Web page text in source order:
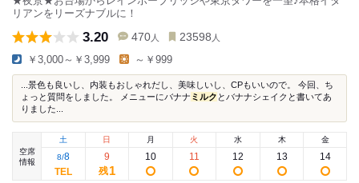
リアンをリーズナブルに！
3.20 470 人 23598 人
￥3,000～￥3,999 ～￥999
...景色も良いし、内装もおしゃれだし、美味しいし、CPもいいので。 今回、ち
ょっと質問をしました。 メニューにバナナ ミルク とバナナシェイクと書いてあ
りました...
空席
情報
土
8/8
日
9
残1
月
10
火
11
水
12
木
13
金
14